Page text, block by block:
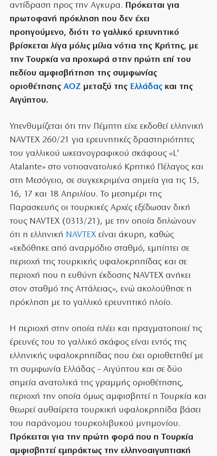
αντίδραση προς την Αγκυρα. Πρόκειται για
πρωτοφανή πρόκληση που δεν έχει
προηγούμενο, διότι το γαλλικό ερευνητικό
βρίσκεται λίγα μόλις μίλια νότια της Κρήτης, με
την Τουρκία να προχωρά στην πρώτη επί του
πεδίου αμφισβήτηση της συμφωνίας
οριοθέτησης ΑΟΖ μεταξύ της Ελλάδαςκαι της
Αιγύπτου.
Υπενθυμίζεται ότι την Πέμπτη είχε εκδοθεί ελληνική
NAVTEX 260/21 για ερευνητικές δραστηριότητες
του γαλλικού ωκεανογραφικού σκάφους «L’
Atalante» στο νοτιοανατολικό Κρητικό Πέλαγος και
στη Μεσόγειο, σε συγκεκριμένα σημεία για τις 15,
16, 17 και 18 Απριλίου. Το μεσημέρι της
Παρασκευής οι τουρκικές Αρχές εξέδωσαν δική
τους NAVTEX (0313/21), με την οποία δηλώνουν
ότι η ελληνική NAVTEX είναι άκυρη, καθώς
«εκδόθηκε από αναρμόδιο σταθμό, εμπίπτει σε
περιοχή της τουρκικής υφαλοκρηπίδας και σε
περιοχή που η ευθύνη έκδοσης NAVTEX ανήκει
στον σταθμό της Αττάλειας», ενώ ακολούθησε η
πρόκληση με το γαλλικό ερευνητικό πλοίο.
Η περιοχή στην οποία πλέει και πραγματοποιεί τις
έρευνές του το γαλλικό σκάφος είναι εντός της
ελληνικής υφαλοκρηπίδας που έχει οριοθετηθεί με
τη συμφωνία Ελλάδας – Αιγύπτου και σε δύο
σημεία ανατολικά της γραμμής οριοθέτησης,
περιοχή την οποία όμως αμφισβητεί η Τουρκία και
θεωρεί αυθαίρετα τουρκική υφαλοκρηπίδα βάσει
του παράνομου τουρκολιβυκού μνημονίου.
Πρόκειται για την πρώτη φορά που η Τουρκία
αμφισβητεί εμπράκτως την ελληνοαιγυπτιακή